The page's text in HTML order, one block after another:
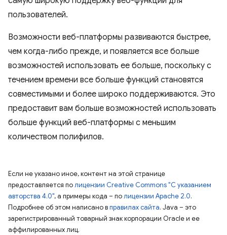
пользователей.
Возможности веб-платформы развиваются быстрее,
чем когда-либо прежде, и появляется все больше
возможностей использовать ее больше, поскольку с
течением времени все больше функций становятся
совместимыми и более широко поддерживаются. Это
предоставит вам больше возможностей использовать
больше функций веб-платформы с меньшим
количеством полифилов.
Если не указано иное, контент на этой странице
предоставляется полицензии Creative Commons "С указанием
авторства 4.0", а примеры кода – полицензии Apache 2.0.
Подробнее об этом написано вправилах сайта. Java – это
зарегистрированный товарный знак корпорации Oracle и ее
аффилированных лиц.